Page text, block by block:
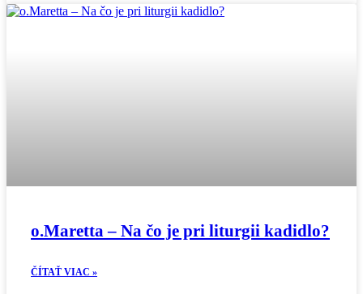
o.Maretta – Na čo je pri liturgii kadidlo?
ČÍTAŤ VIAC »